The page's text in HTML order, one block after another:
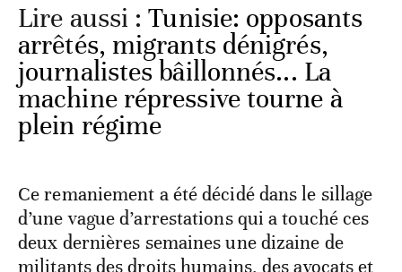
Lire aussi :Tunisie: opposants
arrêtés, migrants dénigrés,
journalistes bâillonnés... La
machine répressive tourne à
plein régime
Ce remaniement a été décidé dans le sillage
d’une vague d’arrestations qui a touché ces
deux dernières semaines une dizaine de
militants des droits humains, des avocats et